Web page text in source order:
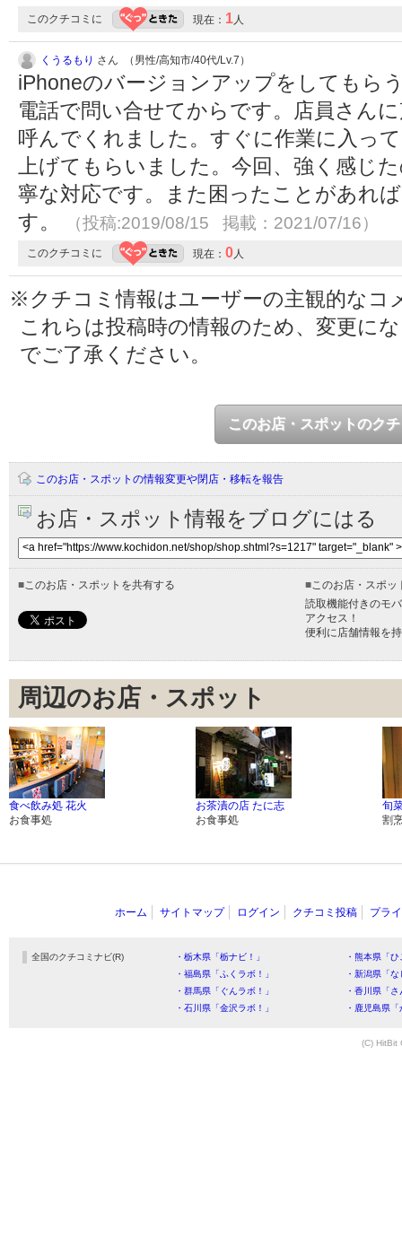
このクチコミに 現在： 1 人
くうるもり さん （男性/高知市/40代/Lv.7）
iPhoneのバージョンアップをしてもら
電話で問い合せてからです。店員さん
呼んでくれました。すぐに作業に入っ
上げてもらいました。今回、強く感じ
寧な対応です。また困ったことがあれ
す。
（投稿:2019/08/15 掲載：2021/07/16）
このクチコミに 現在： 0 人
※クチコミ情報はユーザーの主観的なコ
これらは投稿時の情報のため、変更に
でご了承ください。
このお店・スポットのク
このお店・スポットの情報変更や閉店・移転を報告
お店・スポット情報をブログにはる
■ このお店・スポットを共有する ■ このお店・スポ
読取機能付きのモ
アクセス！
便利に店舗情報を
周辺のお店・スポット
食べ飲み処 花火
お食事処
お茶漬の店 たに志
お食事処
旬
割
ホーム サイトマップ ログイン クチコミ投稿 プラ
全国のクチコミナビ(R) ・栃木県「栃ナビ！」
・熊本県「
・福島県「ふくラボ！」
・新潟県「
・群馬県「ぐんラボ！」
・香川県「
・石川県「金沢ラボ！」
・鹿児島県
(C) HitBit